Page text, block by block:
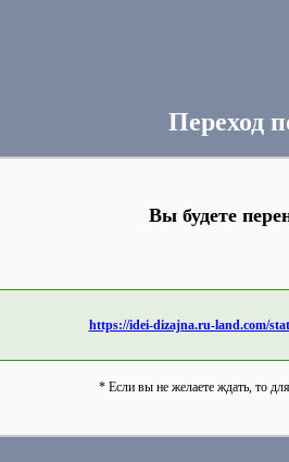
Переход
Вы будете
https://idei-dizajna.ru-land.com/
* Если вы не желаете ждать, то